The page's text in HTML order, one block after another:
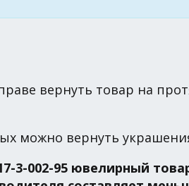
вернуть товар на
можно вернуть
3-002-95 ювелирный